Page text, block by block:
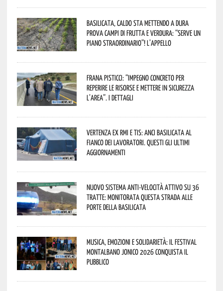
Basilicata, caldo sta mettendo a dura
prova campi di frutta e verdura: “Serve un
piano straordinario”! L’appello
Frana Pisticci: “Impegno concreto per
reperire le risorse e mettere in sicurezza
l’area”. I dettagli
Vertenza ex RMI e TIS: ANCI Basilicata al
fianco dei lavoratori. Questi gli ultimi
aggiornamenti
Nuovo sistema anti-velocità attivo su 36
tratte: monitorata questa strada alle
porte della Basilicata
Musica, emozioni e solidarietà: il Festival
Montalbano Jonico 2026 conquista il
pubblico